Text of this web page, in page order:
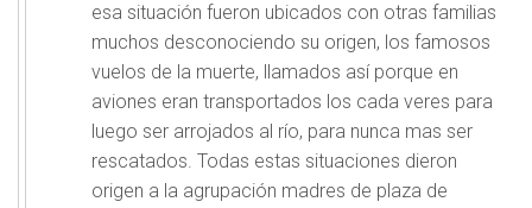
esa situación fueron ubicados con otras familias
muchos desconociendo su origen, los famosos
vuelos de la muerte, llamados así porque en
aviones eran transportados los cada veres para
luego ser arrojados al río, para nunca mas ser
rescatados. Todas estas situaciones dieron
origen a la agrupación madres de plaza de